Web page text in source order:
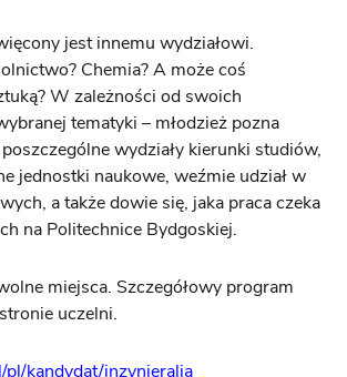
jest innemu wydziałowi.
Chemia? A może coś
W zależności od swoich
tematyki – młodzież pozna
wydziały kierunki studiów,
jednostki naukowe, weźmie udział w
a także dowie się, jaka praca czeka
na Politechnice Bydgoskiej.
miejsca. Szczegółowy program
uczelni.
pl/kandydat/inzynieralia